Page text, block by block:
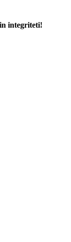
integriteti!